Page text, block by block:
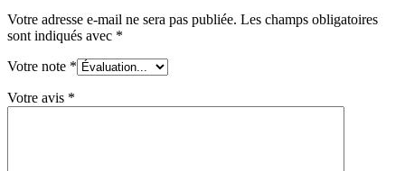
Votre adresse e-mail ne sera pas publiée. Les champs obligatoires
sont indiqués avec *
Votre note *
Votre avis *